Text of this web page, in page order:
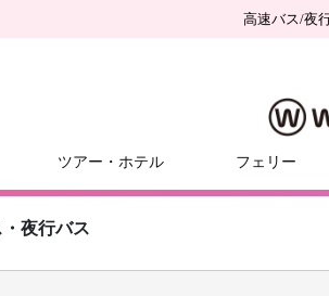
高速バス/夜
ツアー・ホテル フェリー
夜行バス